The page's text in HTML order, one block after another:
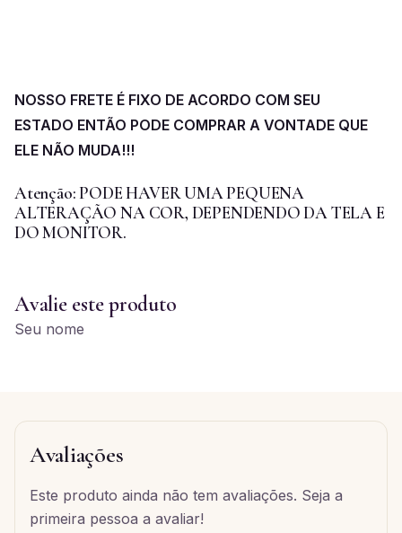
NOSSO FRETE É FIXO DE ACORDO COM SEU
ESTADO ENTÃO PODE COMPRAR A VONTADE QUE
ELE NÃO MUDA!!!
Atenção: PODE HAVER UMA PEQUENA
ALTERAÇÃO NA COR, DEPENDENDO DA TELA E
DO MONITOR.
Avalie este produto
Seu nome
Avaliações
Este produto ainda não tem avaliações. Seja a
primeira pessoa a avaliar!